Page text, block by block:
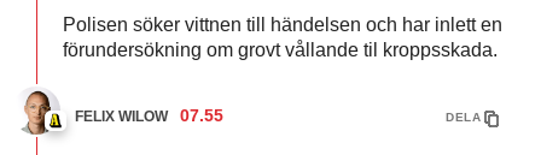
Polisen söker vittnen till händelsen och har inlett en
förundersökning om grovt vållande til kroppsskada.
FELIX WILOW 07.55 DELA